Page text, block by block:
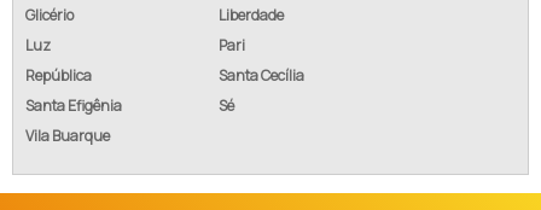
Glicério
Liberdade
Luz
Pari
República
Santa Cecília
Santa Efigênia
Sé
Vila Buarque